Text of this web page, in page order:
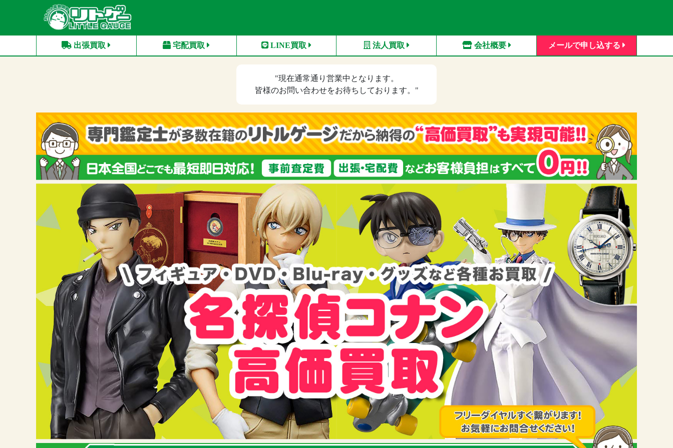
出張買取 宅配買取 LINE買取 法人買取 会社概要 メールで申し込する
"現在通常通り営業中 となります。
皆様のお問い合わせをお待ちしております。"